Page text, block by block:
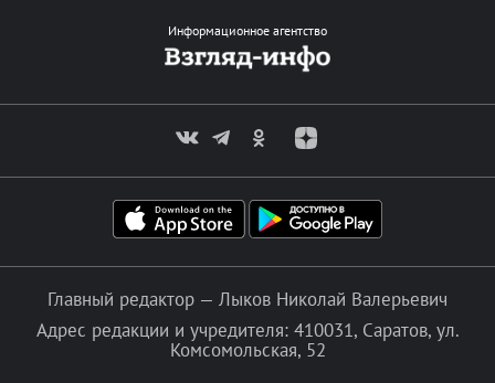
Информационное агентство
Главный редактор — Лыков Николай Валерьевич
Адрес редакции и учредителя: 410031, Саратов, ул.
Комсомольская, 52